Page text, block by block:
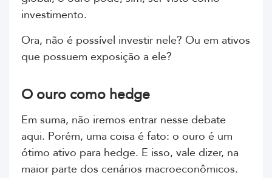
investimento.
Ora, não é possível investir nele? Ou em ativos
que possuem exposição a ele?
O ouro como hedge
Em suma, não iremos entrar nesse debate
aqui. Porém, uma coisa é fato: o ouro é um
ótimo ativo para hedge. E isso, vale dizer, na
maior parte dos cenários macroeconômicos.